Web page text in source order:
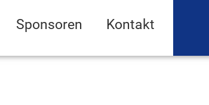
Sponsoren Kontakt